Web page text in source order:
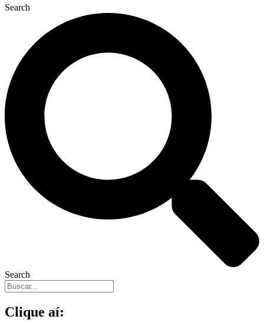
Search
Search
Clique aí: